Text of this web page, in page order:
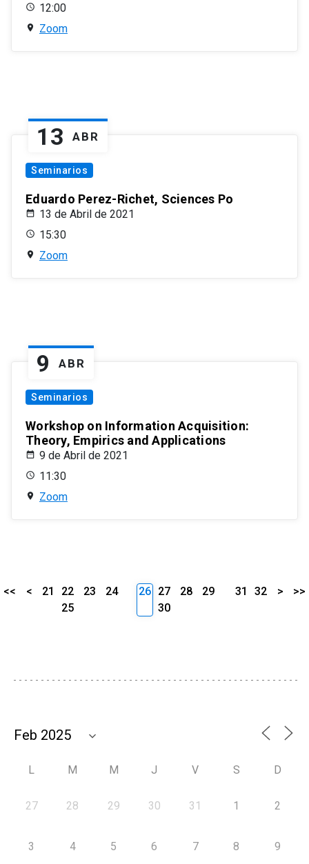
12:00
Zoom
13 ABR
Seminarios
Eduardo Perez-Richet, Sciences Po
13 de Abril de 2021
15:30
Zoom
9 ABR
Seminarios
Workshop on Information Acquisition:
Theory, Empirics and Applications
9 de Abril de 2021
11:30
Zoom
<< < 21 22 23
24
25
26 27 28
29
30
31 32 > >>
L M M J V S D
27 28 29 30 31 1 2
3 4 5 6 7 8 9